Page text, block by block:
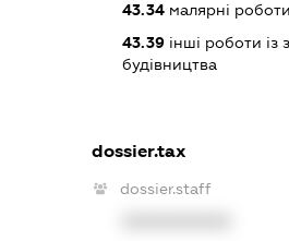
43.34малярні роботи
43.39інші роботи із
будівництва
dossier.tax
dossier.staff